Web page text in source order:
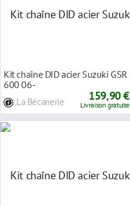
Kit chaîne DID acier Suzuki GSR
600 06-
La Bécanerie 159,90 €
Livraison gratuite